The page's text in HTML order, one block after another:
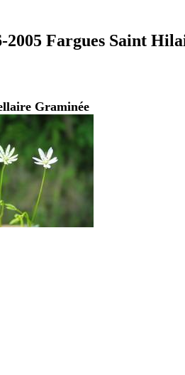
2005 Fargues Saint
Graminée